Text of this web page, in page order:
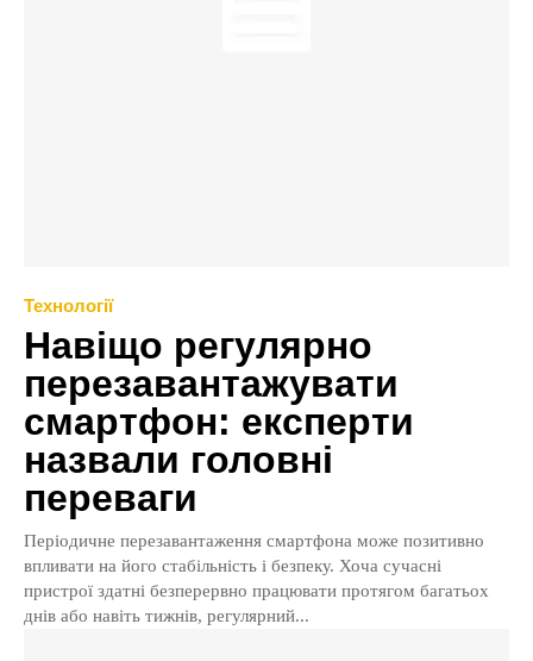
Технології
Навіщо регулярно
перезавантажувати
смартфон: експерти
назвали головні
переваги
Періодичне перезавантаження смартфона може позитивно
впливати на його стабільність і безпеку. Хоча сучасні
пристрої здатні безперервно працювати протягом багатьох
днів або навіть тижнів, регулярний...